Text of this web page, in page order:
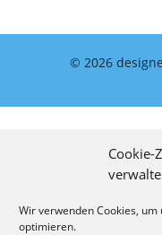
Cookie-
Wir verwenden Cookies,
optimieren.
© 2026